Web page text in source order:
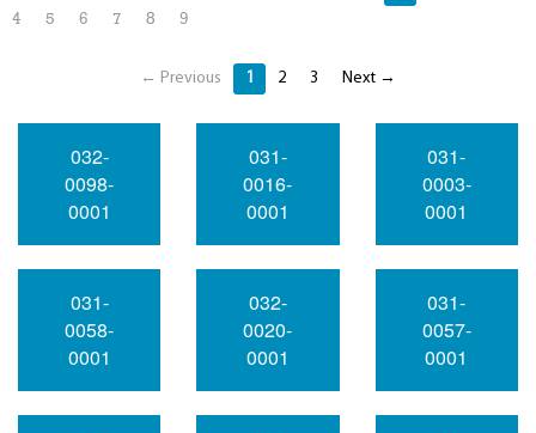
4
5 6 7 8 9
← Previous 1 2 3 Next →
032-
0098-
0001
031-
0016-
0001
031-
0003-
0001
031-
0058-
0001
032-
0020-
0001
031-
0057-
0001